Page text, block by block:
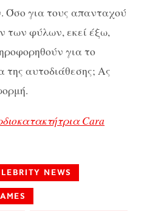
Όσο για τους απανταχού
των φύλων, εκεί έξω,
για το
της αυτοδιάθεσης; Ας
Cara
NEWS